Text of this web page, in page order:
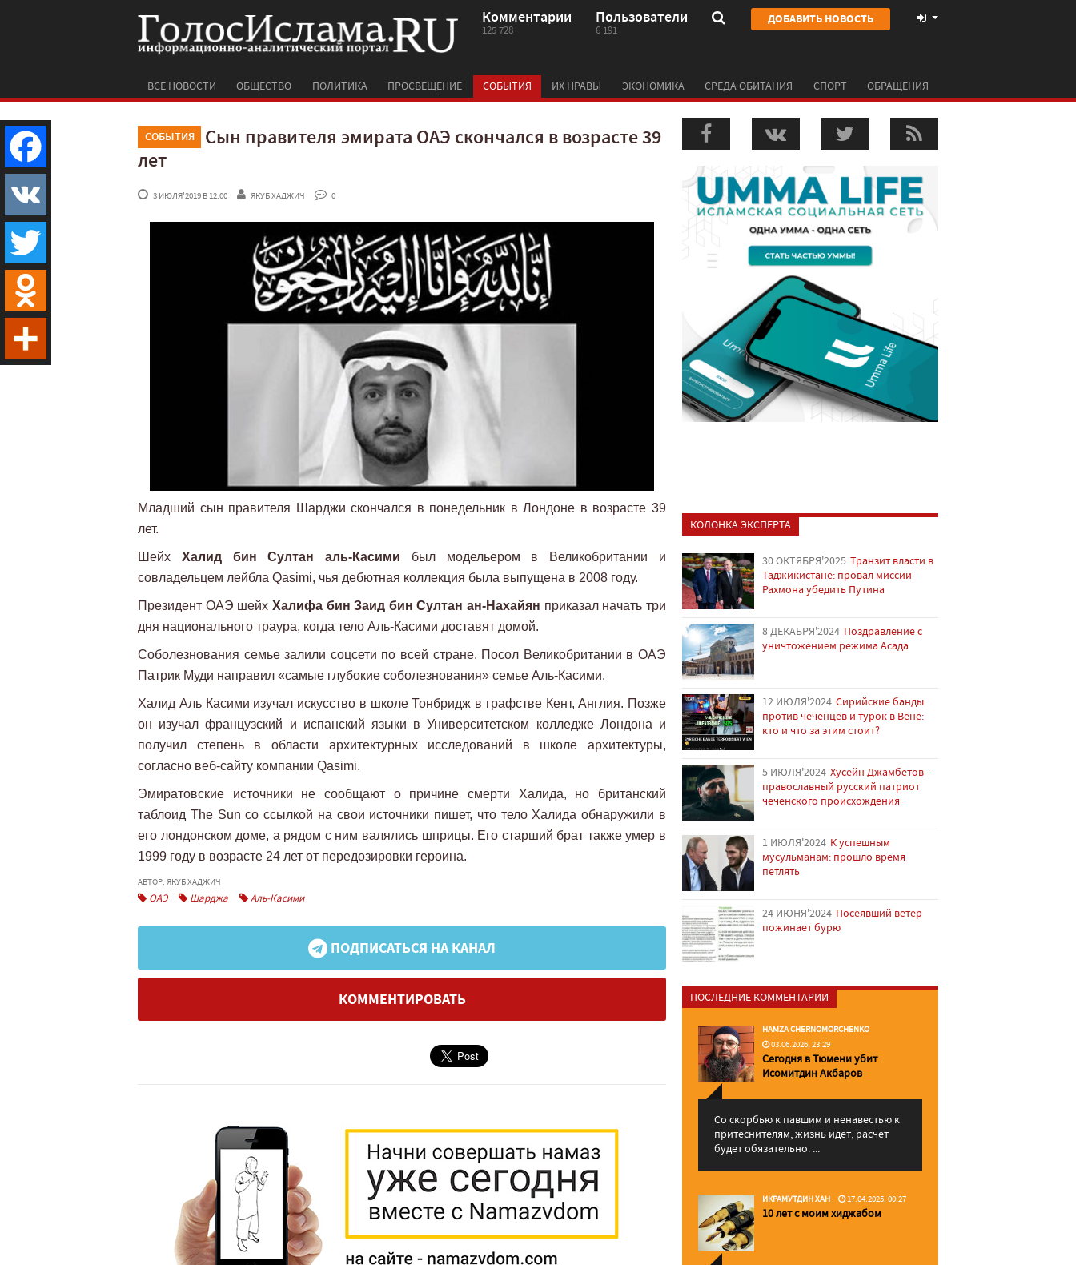
Комментарии
125 728
Пользователи
6 191
ДОБАВИТЬ НОВОСТЬ
ВСЕ НОВОСТИ ОБЩЕСТВО ПОЛИТИКА ПРОСВЕЩЕНИЕ СОБЫТИЯ ИХ НРАВЫ ЭКОНОМИКА СРЕДА ОБИТАНИЯ СПОРТ ОБРАЩЕНИЯ
СОБЫТИЯ
Сын правителя эмирата ОАЭ скончался в возрасте 39
лет
3 ИЮЛЯ'2019 В 12:00 ЯКУБ ХАДЖИЧ 0
Младший сын правителя Шарджи скончался в понедельник в Лондоне в возрасте 39
лет.
Шейх Халид бин Султан аль-Касими был модельером в Великобритании и
совладельцем лейбла Qasimi, чья дебютная коллекция была выпущена в 2008 году.
Президент ОАЭ шейх Халифа бин Заид бин Султан ан-Нахайян приказал начать три
дня национального траура, когда тело Аль-Касими доставят домой.
Соболезнования семье залили соцсети по всей стране. Посол Великобритании в ОАЭ
Патрик Муди направил «самые глубокие соболезнования» семье Аль-Касими.
Халид Аль Касими изучал искусство в школе Тонбридж в графстве Кент, Англия. Позже
он изучал французский и испанский языки в Университетском колледже Лондона и
получил степень в области архитектурных исследований в школе архитектуры,
согласно веб-сайту компании Qasimi.
Эмиратовские источники не сообщают о причине смерти Халида, но британский
таблоид The Sun со ссылкой на свои источники пишет, что тело Халида обнаружили в
его лондонском доме, а рядом с ним валялись шприцы. Его старший брат также умер в
1999 году в возрасте 24 лет от передозировки героина.
АВТОР: ЯКУБ ХАДЖИЧ
ОАЭ Шарджа Аль-Касими
ПОДПИСАТЬСЯ НА КАНАЛ
КОММЕНТИРОВАТЬ
КОЛОНКА ЭКСПЕРТА
30 ОКТЯБРЯ'2025 Транзит власти в
Таджикистане: провал миссии
Рахмона убедить Путина
8 ДЕКАБРЯ'2024 Поздравление с
уничтожением режима Асада
12 ИЮЛЯ'2024 Сирийские банды
против чеченцев и турок в Вене:
кто и что за этим стоит?
5 ИЮЛЯ'2024 Хусейн Джамбетов -
православный русский патриот
чеченского происхождения
1 ИЮЛЯ'2024 К успешным
мусульманам: прошло время
петлять
24 ИЮНЯ'2024 Посеявший ветер
пожинает бурю
ПОСЛЕДНИЕ КОММЕНТАРИИ
HAMZA CHERNOMORCHENKO
03.06.2026, 23:29
Сегодня в Тюмени убит
Исомитдин Акбаров
Со скорбью к павшим и ненавестью к
притеснителям, жизнь идет, расчет
будет обязательно. ...
ИКРАМУТДИН ХАН 17.04.2025, 00:27
10 лет с моим хиджабом
Facebook
VK
Twitter
Odnoklassniki